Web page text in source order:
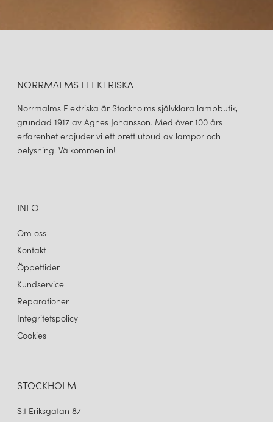
NORRMALMS ELEKTRISKA
Norrmalms Elektriska är Stockholms självklara lampbutik,
grundad 1917 av Agnes Johansson. Med över 100 års
erfarenhet erbjuder vi ett brett utbud av lampor och
belysning. Välkommen in!
INFO
Om oss
Kontakt
Öppettider
Kundservice
Reparationer
Integritetspolicy
Cookies
STOCKHOLM
S:t Eriksgatan 87